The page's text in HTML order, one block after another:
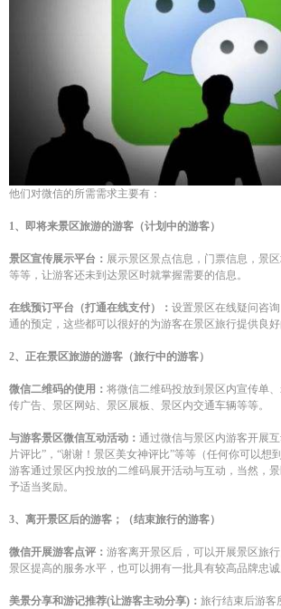
他们对微信的所需需求主要有：
1、即将来景区旅游的游客（计划中的游客）
景区宣传展示平台： 展示景区景点信息，门票信息，景
等等，让游客还未到达景区时就掌握需要的信息。
在线预订平台（打通在线支付）： 设置景区在线疑问咨
通的预定，这些都可以很好的为游客在景区旅行提供良好
2、正在景区旅游的游客（旅行中的游客）
微信二维码的使用： 将微信二维码投放到景区内宣传单
传广告、景区网站、景区展板、景区内交通车辆等等。
与游客景区微信互动活动： 通过微信与景区内游客开展
片评比”，“谢谢！景区美女神评比”等等（任何你可以想
游客通过景区内投放的二维码展开活动与互动，当然，
予适当奖励。
3、离开景区后的游客；（结束旅行的游客）
微信开展游客点评： 游客离开景区后，可以开展景区旅
景区提高的服务水平，也可以拥有一批具有较高品牌忠诚
美景分享和游记推荐(让游客主动分享)： 旅行结束后游客